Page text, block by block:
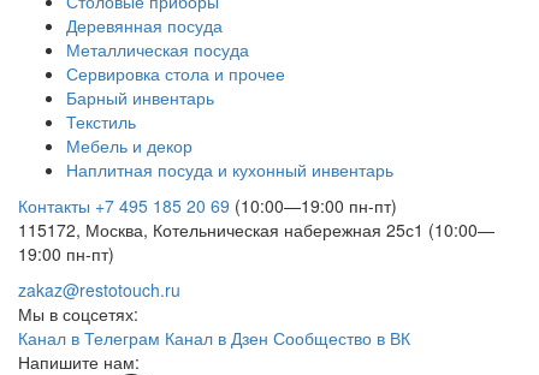
Деревянная посуда
Металлическая посуда
Сервировка стола и прочее
Барный инвентарь
Текстиль
Мебель и декор
Наплитная посуда и кухонный инвентарь
Контакты +7 495 185 20 69 (10:00—19:00 пн-пт)
115172, Москва, Котельническая набережная 25с1 (10:00—
19:00 пн-пт)
zakaz@restotouch.ru
Мы в соцсетях:
Канал в Телеграм Канал в Дзен Сообщество в ВК
Напишите нам: